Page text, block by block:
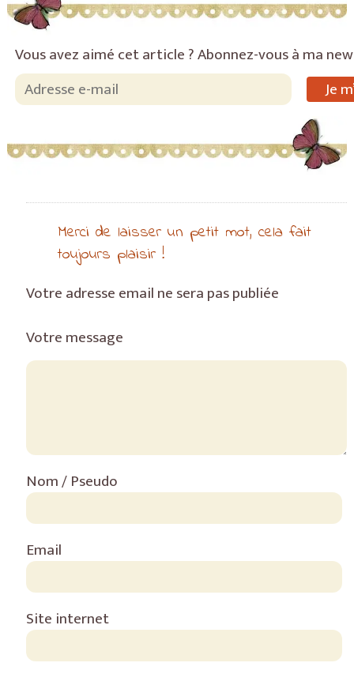
Vous avez aimé cet article ? Abonnez-vous à ma
Merci de laisser un petit mot, cela fait
toujours plaisir !
Votre adresse email ne sera pas publiée
Votre message
Nom / Pseudo
Email
Site internet